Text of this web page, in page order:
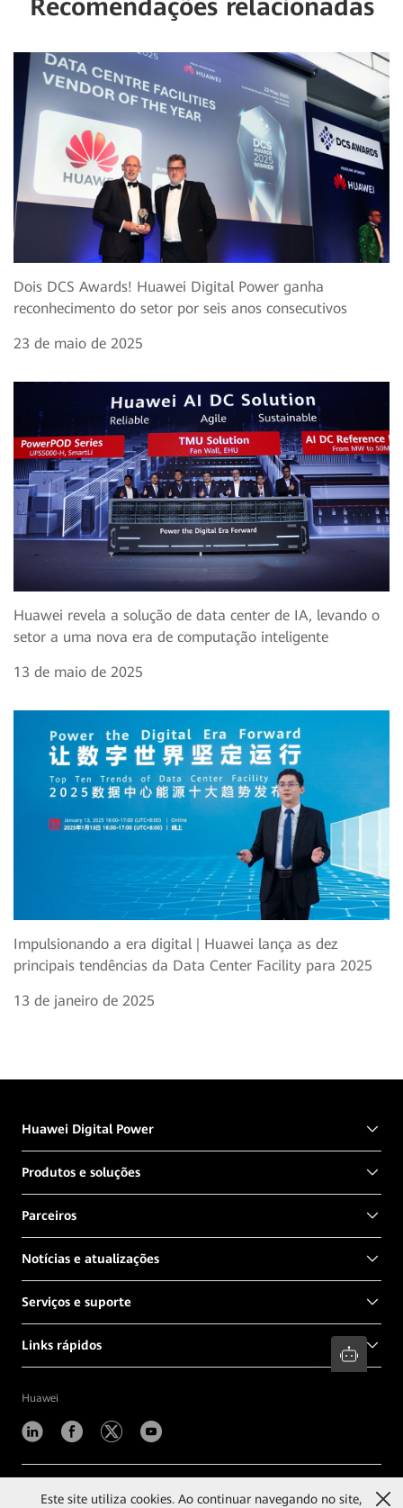
Recomendações relacionadas
Dois DCS Awards! Huawei Digital Power ganha
reconhecimento do setor por seis anos consecutivos
23 de maio de 2025
Huawei revela a solução de data center de IA, levando o
setor a uma nova era de computação inteligente
13 de maio de 2025
Impulsionando a era digital | Huawei lança as dez
principais tendências da Data Center Facility para 2025
13 de janeiro de 2025
Huawei Digital Power
Produtos e soluções
Parceiros
Notícias e atualizações
Serviços e suporte
Links rápidos
Huawei
2026 Huawei Digital Power Technologies Co., Ltd.
Este site utiliza cookies. Ao continuar navegando no site,